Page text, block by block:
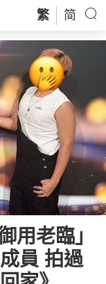
繁 简
用老臨」
員 拍過